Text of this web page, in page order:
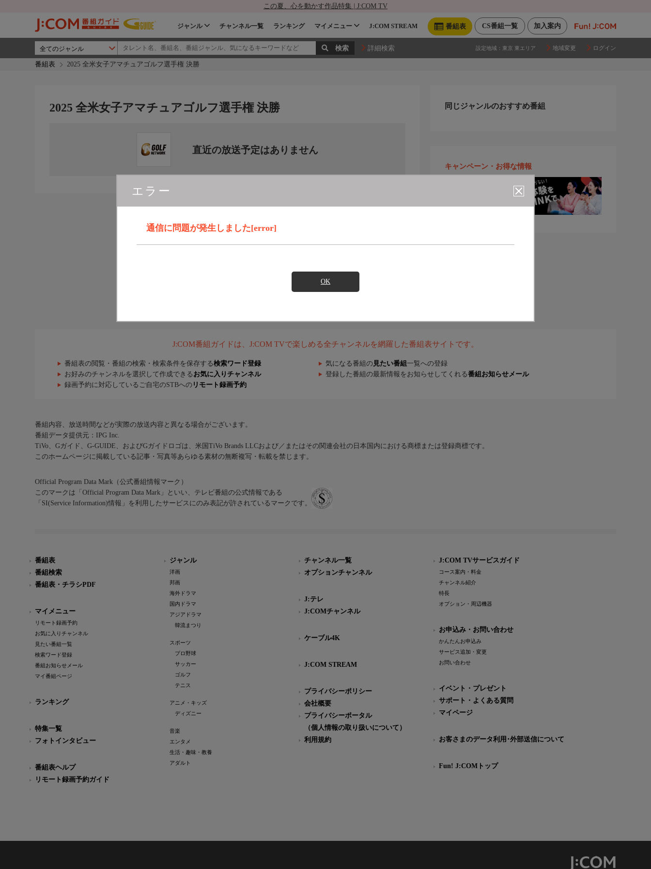
この夏、心を動かす作品特集 | J:COM TV
加入案内
CS番組一覧
番組表
ジャンル チャンネル一覧 ランキング マイメニュー J:COM STREAM
詳細検索 設定地域： 東京 東エリア 地域変更 ログイン
番組表 2025 全米女子アマチュアゴルフ選手権 決勝
エラー
通信に問題が発生しました[error]
OK
2025 全米女子アマチュアゴルフ選手権 決勝
直近の放送予定はありません
同じジャンルのおすすめ番組
キャンペーン・お得な情報
J:COM番組ガイドは、J:COM TVで楽しめる全チャンネルを網羅した番組表サイトです。
番組表の閲覧・番組の検索・検索条件を保存する検索ワード登録 気になる番組の 見たい番組 一覧への登録
お好みのチャンネルを選択して作成できる お気に入りチャンネル 登録した番組の最新情報をお知らせしてくれる番組お知らせメール
録画予約に対応しているご自宅のSTBへの リモート録画予約
番組内容、放送時間などが実際の放送内容と異なる場合がございます。
番組データ提供元：IPG Inc.
TiVo、Gガイド、G-GUIDE、およびGガイドロゴは、米国TiVo Brands LLCおよび／またはその関連会社の日本国内における商標または登録商標です。
このホームページに掲載している記事・写真等あらゆる素材の無断複写・転載を禁じます。
Official Program Data Mark（公式番組情報マーク）
このマークは「Official Program Data Mark」といい、テレビ番組の公式情報である
「SI(Service Information)情報」を利用したサービスにのみ表記が許されているマークです。
番組表
番組検索
番組表・チラシPDF
マイメニュー
リモート録画予約
お気に入りチャンネル
見たい番組一覧
検索ワード登録
番組お知らせメール
マイ番組ページ
ランキング
特集一覧
フォトインタビュー
番組表ヘルプ
リモート録画予約ガイド
ジャンル
洋画
邦画
海外ドラマ
国内ドラマ
アジアドラマ
韓流まつり
スポーツ
プロ野球
サッカー
ゴルフ
テニス
アニメ・キッズ
ディズニー
音楽
エンタメ
生活・趣味・教養
アダルト
チャンネル一覧
オプションチャンネル
J:テレ
J:COMチャンネル
ケーブル4K
J:COM STREAM
プライバシーポリシー
会社概要
プライバシーポータル
（個人情報の取り扱いについて）
利用規約
J:COM TVサービスガイド
コース案内・料金
チャンネル紹介
特長
オプション・周辺機器
お申込み・お問い合わせ
かんたんお申込み
サービス追加・変更
お問い合わせ
イベント・プレゼント
サポート・よくある質問
マイページ
お客さまのデータ利用･外部送信について
Fun! J:COMトップ